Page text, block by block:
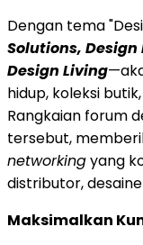
Dengan tema
Solutions,
Design Living
hidup, koleksi
Rangkaian forum
tersebut,
networkingyang
distributor,
Maksimalkan